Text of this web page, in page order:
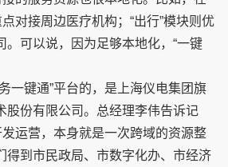
对接周边医疗机构；“出行”模块则优
。可以说，因为足够本地化，“一键
一键通”平台的，是上海仪电集团旗
股份有限公司。总经理李伟告诉记
发运营，本身就是一次跨域的资源整
得到市民政局、市数字化办、市经济